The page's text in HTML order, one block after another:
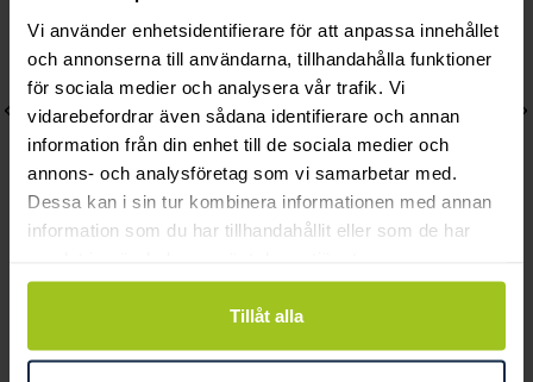
Vi använder enhetsidentifierare för att anpassa innehållet
och annonserna till användarna, tillhandahålla funktioner
för sociala medier och analysera vår trafik. Vi
vidarebefordrar även sådana identifierare och annan
information från din enhet till de sociala medier och
annons- och analysföretag som vi samarbetar med.
Dessa kan i sin tur kombinera informationen med annan
information som du har tillhandahållit eller som de har
Tillåt alla
Thomas Sabo
Thomas Sabo
bracelet